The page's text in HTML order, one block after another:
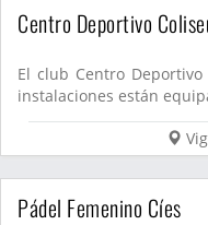
Centro Deportivo
El club Centro
instalaciones están
Pádel Femenino Cíes